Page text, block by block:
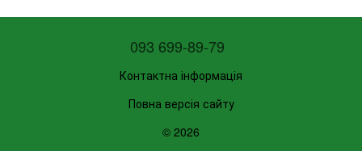
093 699-89-79
Контактна інформація
Повна версія сайту
© 2026